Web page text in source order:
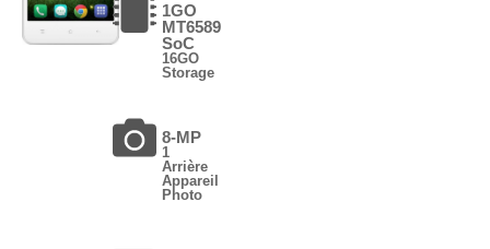
1GO
MT6589
SoC
16GO
Storage
8-MP
1
Arrière
Appareil
Photo